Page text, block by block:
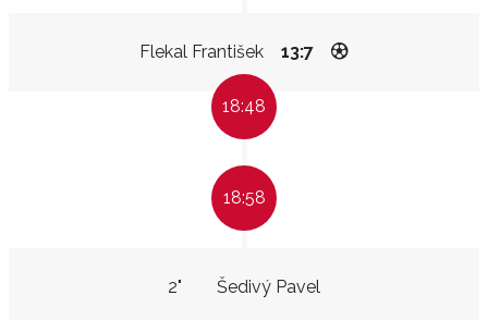
Flekal František 13:7
18:48
18:58
Šedivý Pavel
2"